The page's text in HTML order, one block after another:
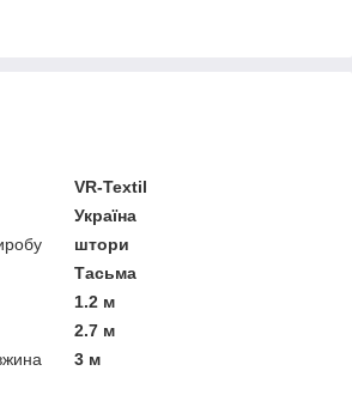
VR-Textil
Україна
штори
Тасьма
1.2 м
2.7 м
3 м